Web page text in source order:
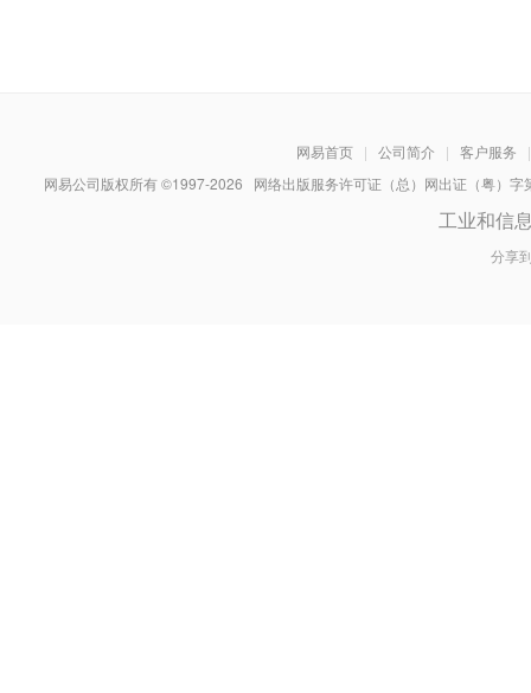
网易首页 | 公司简介 | 客户服务
|
网易公司版权所有 ©1997-2026 网络出版服务许可证（总）网出证（粤）
工业和信
分享